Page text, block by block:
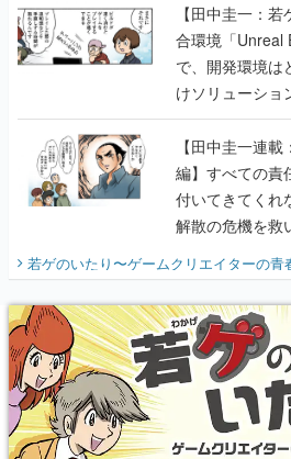
【田中圭一：
合環境「Unreal
で、開発環境は
けソリューショ
に行って、より
【田中圭一連
編】すべての責
付いてきてくれ
解散の危機を救
『少年ジャンプ
り】
若ゲのいたり〜ゲームクリエイターの青